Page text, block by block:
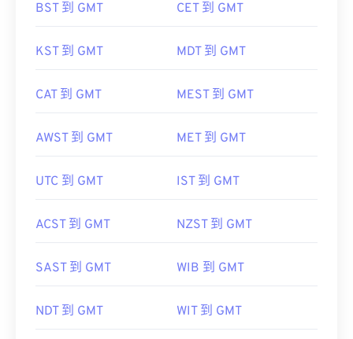
BST 到 GMT CET 到 GMT
KST 到 GMT MDT 到 GMT
CAT 到 GMT MEST 到 GMT
AWST 到 GMT MET 到 GMT
UTC 到 GMT IST 到 GMT
ACST 到 GMT NZST 到 GMT
SAST 到 GMT WIB 到 GMT
NDT 到 GMT WIT 到 GMT